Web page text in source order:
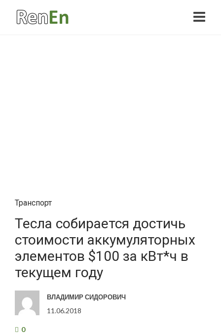
Транспорт
Тесла собирается достичь
стоимости аккумуляторных
элементов $100 за кВт*ч в
текущем году
ВЛАДИМИР СИДОРОВИЧ
11.06.2018
0